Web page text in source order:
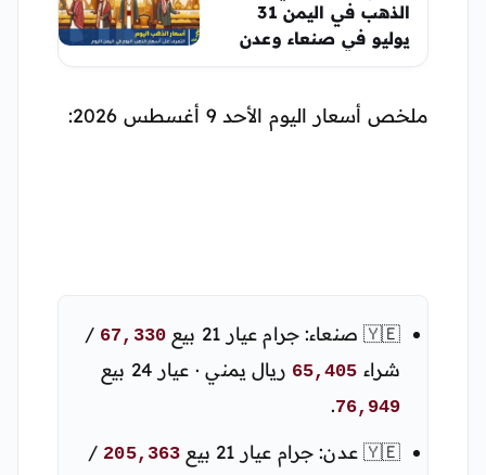
الذهب في اليمن 31
يوليو في صنعاء وعدن
ملخص أسعار اليوم الأحد 9 أغسطس 2026:
🇾🇪 صنعاء: جرام عيار 21 بيع 67,330
/
شراء 65,405 ريال يمني · عيار 24 بيع
76,949
.
🇾🇪 عدن: جرام عيار 21 بيع 205,363
/